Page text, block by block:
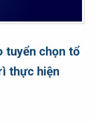
tuyển chọn tổ
thực hiện